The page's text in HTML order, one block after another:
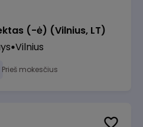
(-ė) (Vilnius, LT)
Vilnius
Prieš mokesčius